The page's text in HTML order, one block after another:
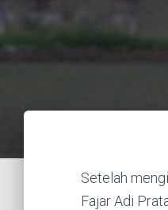
Setelah
Fajar Adi